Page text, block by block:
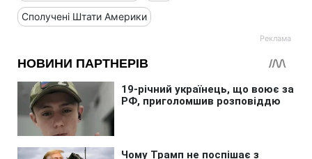
Сполучені Штати Америки